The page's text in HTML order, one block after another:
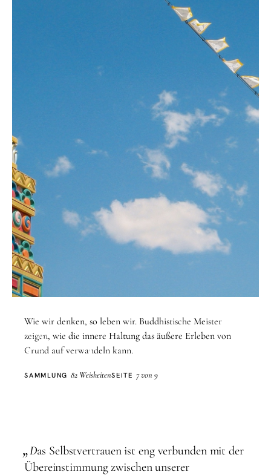
Thema
Einstellung
Wie wir denken, so leben wir. Buddhistische Meister
zeigen, wie die innere Haltung das äußere Erleben von
Grund auf verwandeln kann.
SAMMLUNG 82 WeisheitenSEITE 7 von 9
„Das Selbstvertrauen ist eng verbunden mit der
Übereinstimmung zwischen unserer